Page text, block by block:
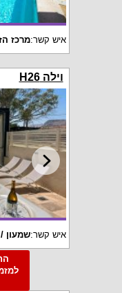
איש קשר:מרכז
וילה H26
איש קשר:שמעון